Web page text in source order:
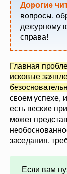
Дорогие
вопросы,
дежурному
справа!
Главная
исковые
своем успехе,
есть веские
может
заседания,
Если вам